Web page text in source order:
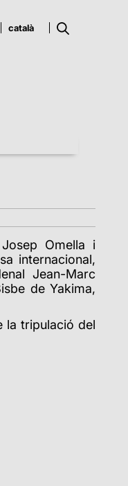
Omella i
internacional,
Jean-Marc
de Yakima,
la tripulació del